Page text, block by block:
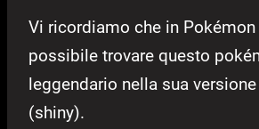
Vi ricordiamo che in Pokémon
possibile trovare questo
leggendario nella sua
(shiny).